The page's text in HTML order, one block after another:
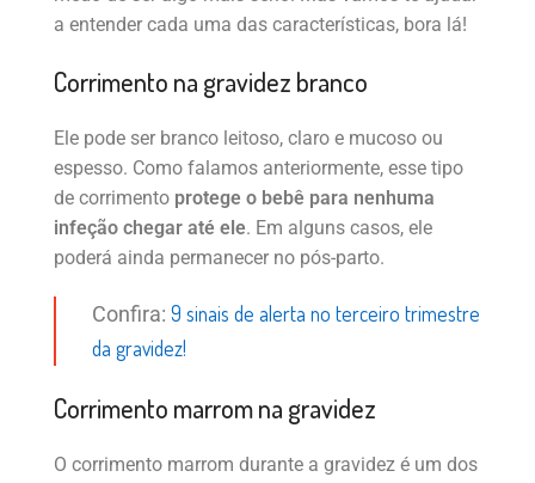
a entender cada uma das características, bora lá!
Corrimento na gravidez branco
Ele pode ser branco leitoso, claro e mucoso ou
espesso. Como falamos anteriormente, esse tipo
de corrimento protege o bebê para nenhuma
infeção chegar até ele. Em alguns casos, ele
poderá ainda permanecer no pós-parto.
Confira: 9 sinais de alerta no terceiro trimestre
da gravidez!
Corrimento marrom na gravidez
O corrimento marrom durante a gravidez é um dos